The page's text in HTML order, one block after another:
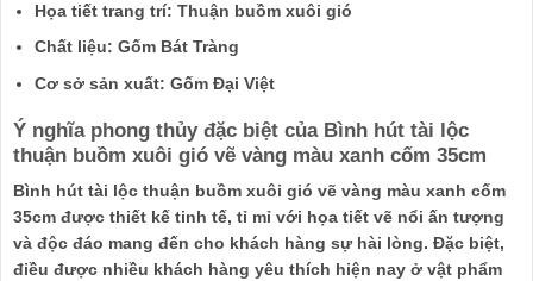
Họa tiết trang trí: Thuận buồm xuôi gió
Chất liệu: Gốm Bát Tràng
Cơ sở sản xuất: Gốm Đại Việt
Ý nghĩa phong thủy đặc biệt của Bình hút tài lộc
thuận buồm xuôi gió vẽ vàng màu xanh cốm 35cm
Bình hút tài lộc thuận buồm xuôi gió vẽ vàng màu xanh cốm
35cm được thiết kế tinh tế, tỉ mỉ với họa tiết vẽ nổi ấn tượng
và độc đáo mang đến cho khách hàng sự hài lòng. Đặc biệt,
điều được nhiều khách hàng yêu thích hiện nay ở vật phẩm